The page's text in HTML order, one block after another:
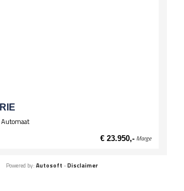
Automaat
€ 23.950,- Marge
Powered by: Autosoft -Disclaimer